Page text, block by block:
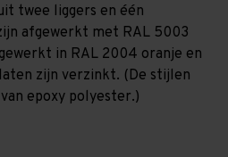
twee liggers en één
afgewerkt met RAL 5003
in RAL 2004 oranje en
zijn verzinkt. (De stijlen
epoxy polyester.)